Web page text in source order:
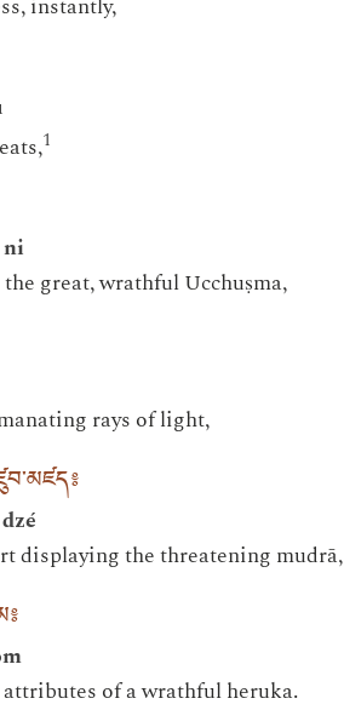
instantly,
1
great, wrathful Ucchuṣma,
rays of light,
displaying the threatening mudrā,
of a wrathful heruka.